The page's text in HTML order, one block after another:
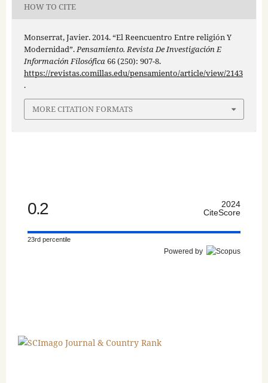
HOW TO CITE
Monserrat, Javier. 2014. “El Reencuentro Entre religión Y
Modernidad”.Pensamiento. Revista De Investigación E
Información Filosófica66 (250): 907-8.
https://revistas.comillas.edu/pensamiento/article/view/2143
.
MORE CITATION FORMATS
0.2
2024
CiteScore
23rd percentile
Powered by